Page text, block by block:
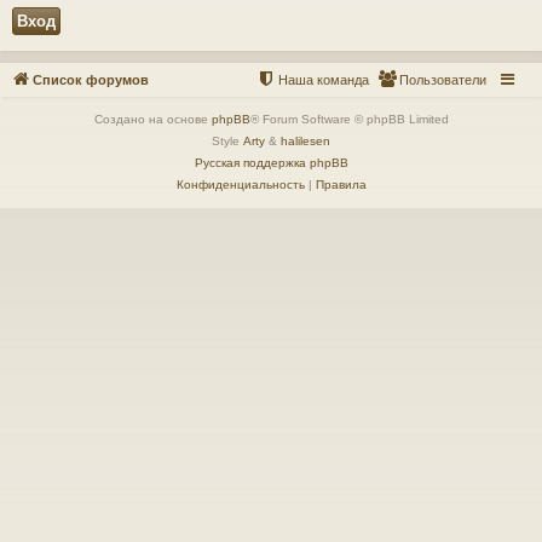
Список форумов Пользователи
Наша команда
Создано на основе phpBB® Forum Software © phpBB Limited
Style Arty & halilesen
Русская поддержка phpBB
Конфиденциальность| Правила